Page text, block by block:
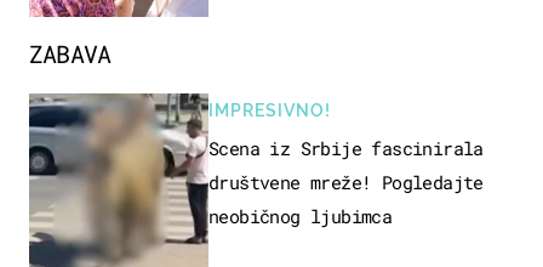
ZABAVA
IMPRESIVNO!
Scena iz Srbije fascinirala
društvene mreže! Pogledajte
neobičnog ljubimca